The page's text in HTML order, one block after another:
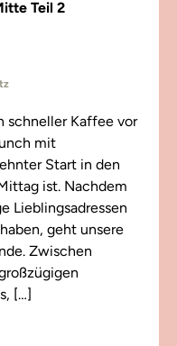
Teil 2
schneller Kaffee vor
mit
Start in den
ist. Nachdem
Lieblingsadressen
geht unsere
Zwischen
[…]